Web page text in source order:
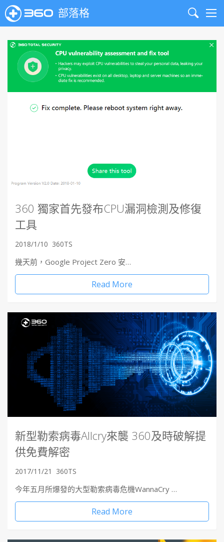
部落格
Search
360 獨家首先發布CPU漏洞檢測及修復
工具
2018/1/10 360TS
幾天前，Google Project Zero 安…
Read More
新型勒索病毒Allcry來襲 360及時破解提
供免費解密
2017/11/21 360TS
今年五月所爆發的大型勒索病毒危機WannaCry …
Read More